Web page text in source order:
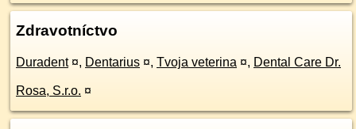
Zdravotníctvo
Duradent ¤, Dentarius ¤, Tvoja veterina ¤, Dental Care Dr.
Rosa, S.r.o. ¤